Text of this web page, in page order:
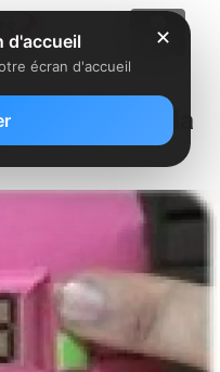
publicitaire, la
✕
d'accueil
écran d'accueil